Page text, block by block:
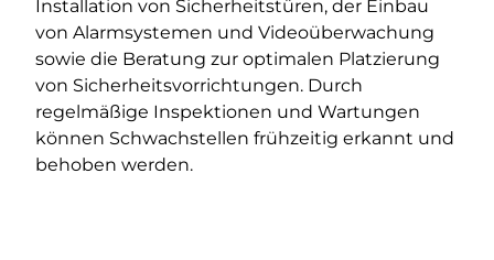
Installation von Sicherheitstüren, der Einbau
von Alarmsystemen und Videoüberwachung
sowie die Beratung zur optimalen Platzierung
von Sicherheitsvorrichtungen. Durch
regelmäßige Inspektionen und Wartungen
können Schwachstellen frühzeitig erkannt und
behoben werden.